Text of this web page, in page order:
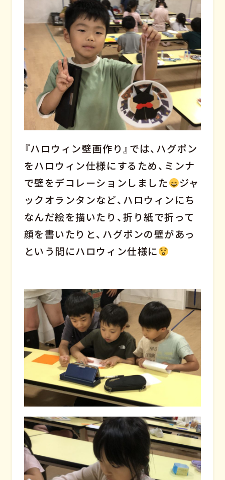
『ハロウィン壁画作り』では、ハグポン
をハロウィン仕様にするため、ミンナ
で壁をデコレーションしました
ジャ
ックオランタンなど、ハロウィンにち
なんだ絵を描いたり、折り紙で折って
顔を書いたりと、ハグポンの壁があっ
という間にハロウィン仕様に